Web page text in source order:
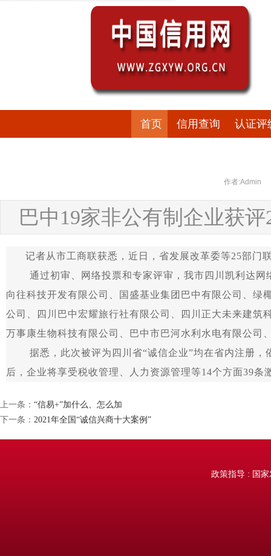
首页 信用查询 认证评
作者:Admin
巴中19家非公有制企业获
记者从市工商联获悉，近日，省发展改革委等25部门联
通过初审、网络投票和专家评审，我市四川凯利达
向往科技开发有限公司、国盛基业集团巴中有限公司、
公司、四川巴中宏耀旅行社有限公司、四川正大未来建
万事康生物科技有限公司、巴中市巴河水利水电有限公司
据悉，此次被评为四川省“诚信企业”均在省内注册
后，企业将享受税收管理、人力资源管理等14个方面39条
上一条： “信易+”加什么、怎么加
下一条： 2021年全国“诚信兴商十大案例”
政策指导 : 国